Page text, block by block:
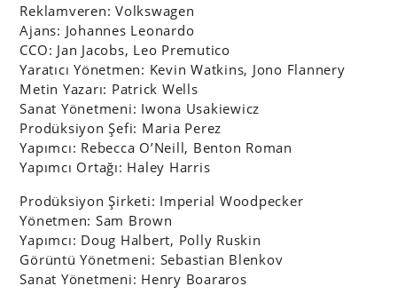
Reklamveren: Volkswagen
Ajans: Johannes Leonardo
CCO: Jan Jacobs, Leo Premutico
Yaratıcı Yönetmen: Kevin Watkins, Jono Flannery
Metin Yazarı: Patrick Wells
Sanat Yönetmeni: Iwona Usakiewicz
Prodüksiyon Şefi: Maria Perez
Yapımcı: Rebecca O’Neill, Benton Roman
Yapımcı Ortağı: Haley Harris
Prodüksiyon Şirketi: Imperial Woodpecker
Yönetmen: Sam Brown
Yapımcı: Doug Halbert, Polly Ruskin
Görüntü Yönetmeni: Sebastian Blenkov
Sanat Yönetmeni: Henry Boararos